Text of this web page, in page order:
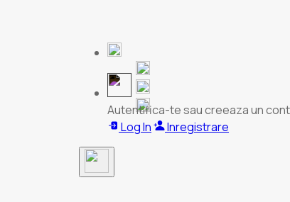
Autentifica-te sau creeaza un cont
Log In
Inregistrare